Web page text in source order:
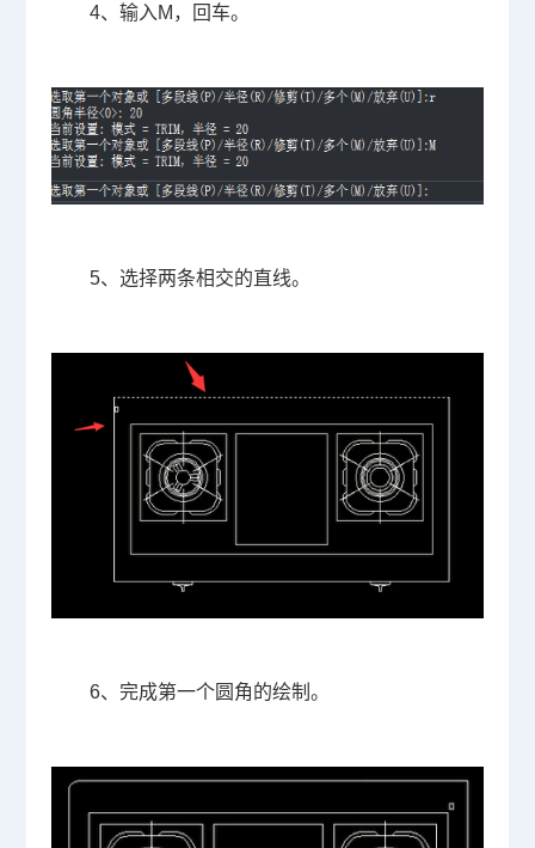
4、输入 M ，回车。
5、选择两条相交的直线。
6、完成第一个圆角的绘制。